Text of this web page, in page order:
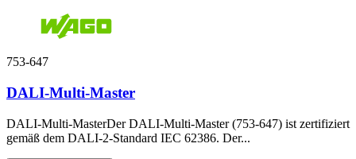
753-647
DALI-Multi-Master
DALI-Multi-MasterDer DALI-Multi-Master (753-647) ist zertifiziert
gemäß dem DALI-2-Standard IEC 62386. Der...